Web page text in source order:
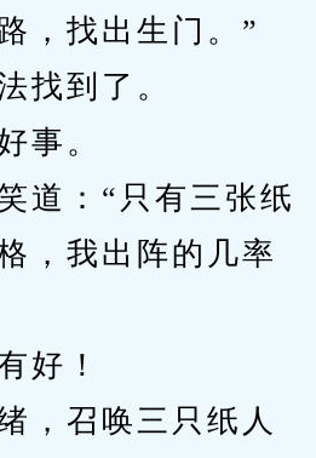
，找出生门。”
到了。
。
：“只有三张纸
，我出阵的几率
！
召唤三只纸人